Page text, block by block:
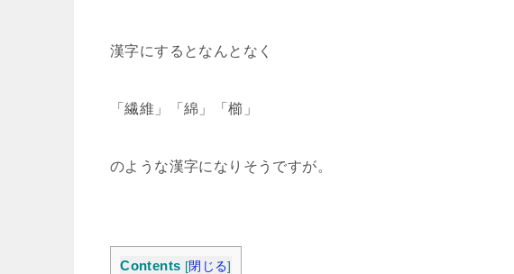
漢字にするとなんとなく
「繊維」「綿」「櫛」
のような漢字になりそうですが。
Contents [閉じる]